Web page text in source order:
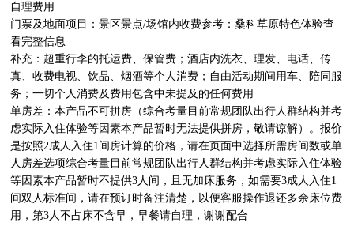
自理费用
门票及地面项目：景区景点/场馆内收费参考：桑科草原特色体验查
看完整信息
补充：超重行李的托运费、保管费；酒店内洗衣、理发、电话、传
真、收费电视、饮品、烟酒等个人消费；自由活动期间用车、陪同服
务；一切个人消费及费用包含中未提及的任何费用
单房差：本产品不可拼房（综合考量目前常规团队出行人群结构并考
虑实际入住体验等因素本产品暂时无法提供拼房，敬请谅解）。报价
是按照2成人入住1间房计算的价格，请在页面中选择所需房间数或单
人房差选项综合考量目前常规团队出行人群结构并考虑实际入住体验
等因素本产品暂时不提供3人间，且无加床服务，如需要3成人入住1
间双人标准间，请在预订时备注清楚，以便客服操作退还多余床位费
用，第3人不占床不含早，早餐请自理，谢谢配合